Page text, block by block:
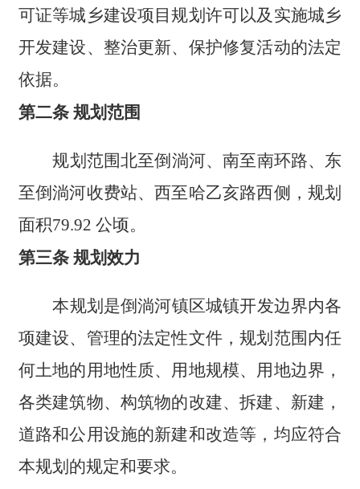
可证等城乡建设项目规划许可以及实施城乡
开发建设、整治更新、保护修复活动的法定
依据。
第二条 规划范围
规划范围北至倒淌河、南至南环路、东
至倒淌河收费站、西至哈乙亥路西侧，规划
面积79.92 公顷。
第三条 规划效力
本规划是倒淌河镇区城镇开发边界内各
项建设、管理的法定性文件，规划范围内任
何土地的用地性质、用地规模、用地边界，
各类建筑物、构筑物的改建、拆建、新建，
道路和公用设施的新建和改造等，均应符合
本规划的规定和要求。